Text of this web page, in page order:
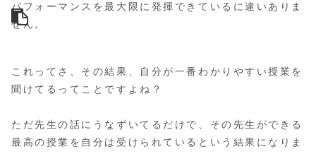
パフォーマンスを最大限に発揮できているに違いありま
せん。
これってさ、その結果、自分が一番わかりやすい授業を
聞けてるってことですよね？
ただ先生の話にうなずいてるだけで、その先生ができる
最高の授業を自分は受けられているという結果になりま